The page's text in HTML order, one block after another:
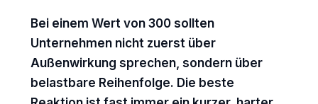
Bei einem Wert von 300 sollten
Unternehmen nicht zuerst über
Außenwirkung sprechen, sondern über
belastbare Reihenfolge. Die beste